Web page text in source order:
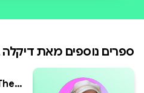
- להתאמה
only in Israel
ספרים נוספים מאת דיקלה